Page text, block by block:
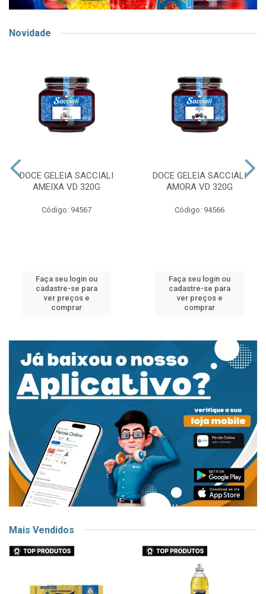
Novidade
DOCE GELEIA SACCIALI
AMEIXA VD 320G
Código: 94567
Faça seu login ou
cadastre-se para
ver preços e
comprar
DOCE GELEIA SACCIALI
AMORA VD 320G
Código: 94566
Faça seu login ou
cadastre-se para
ver preços e
comprar
Mais Vendidos